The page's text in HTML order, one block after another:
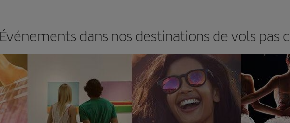
Événements dans nos destinations de vols pas